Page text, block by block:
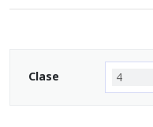
Clase 4